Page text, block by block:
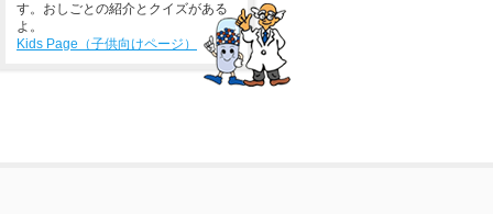
す。おしごとの紹介とクイズがある
よ。
Kids Page（子供向けページ）